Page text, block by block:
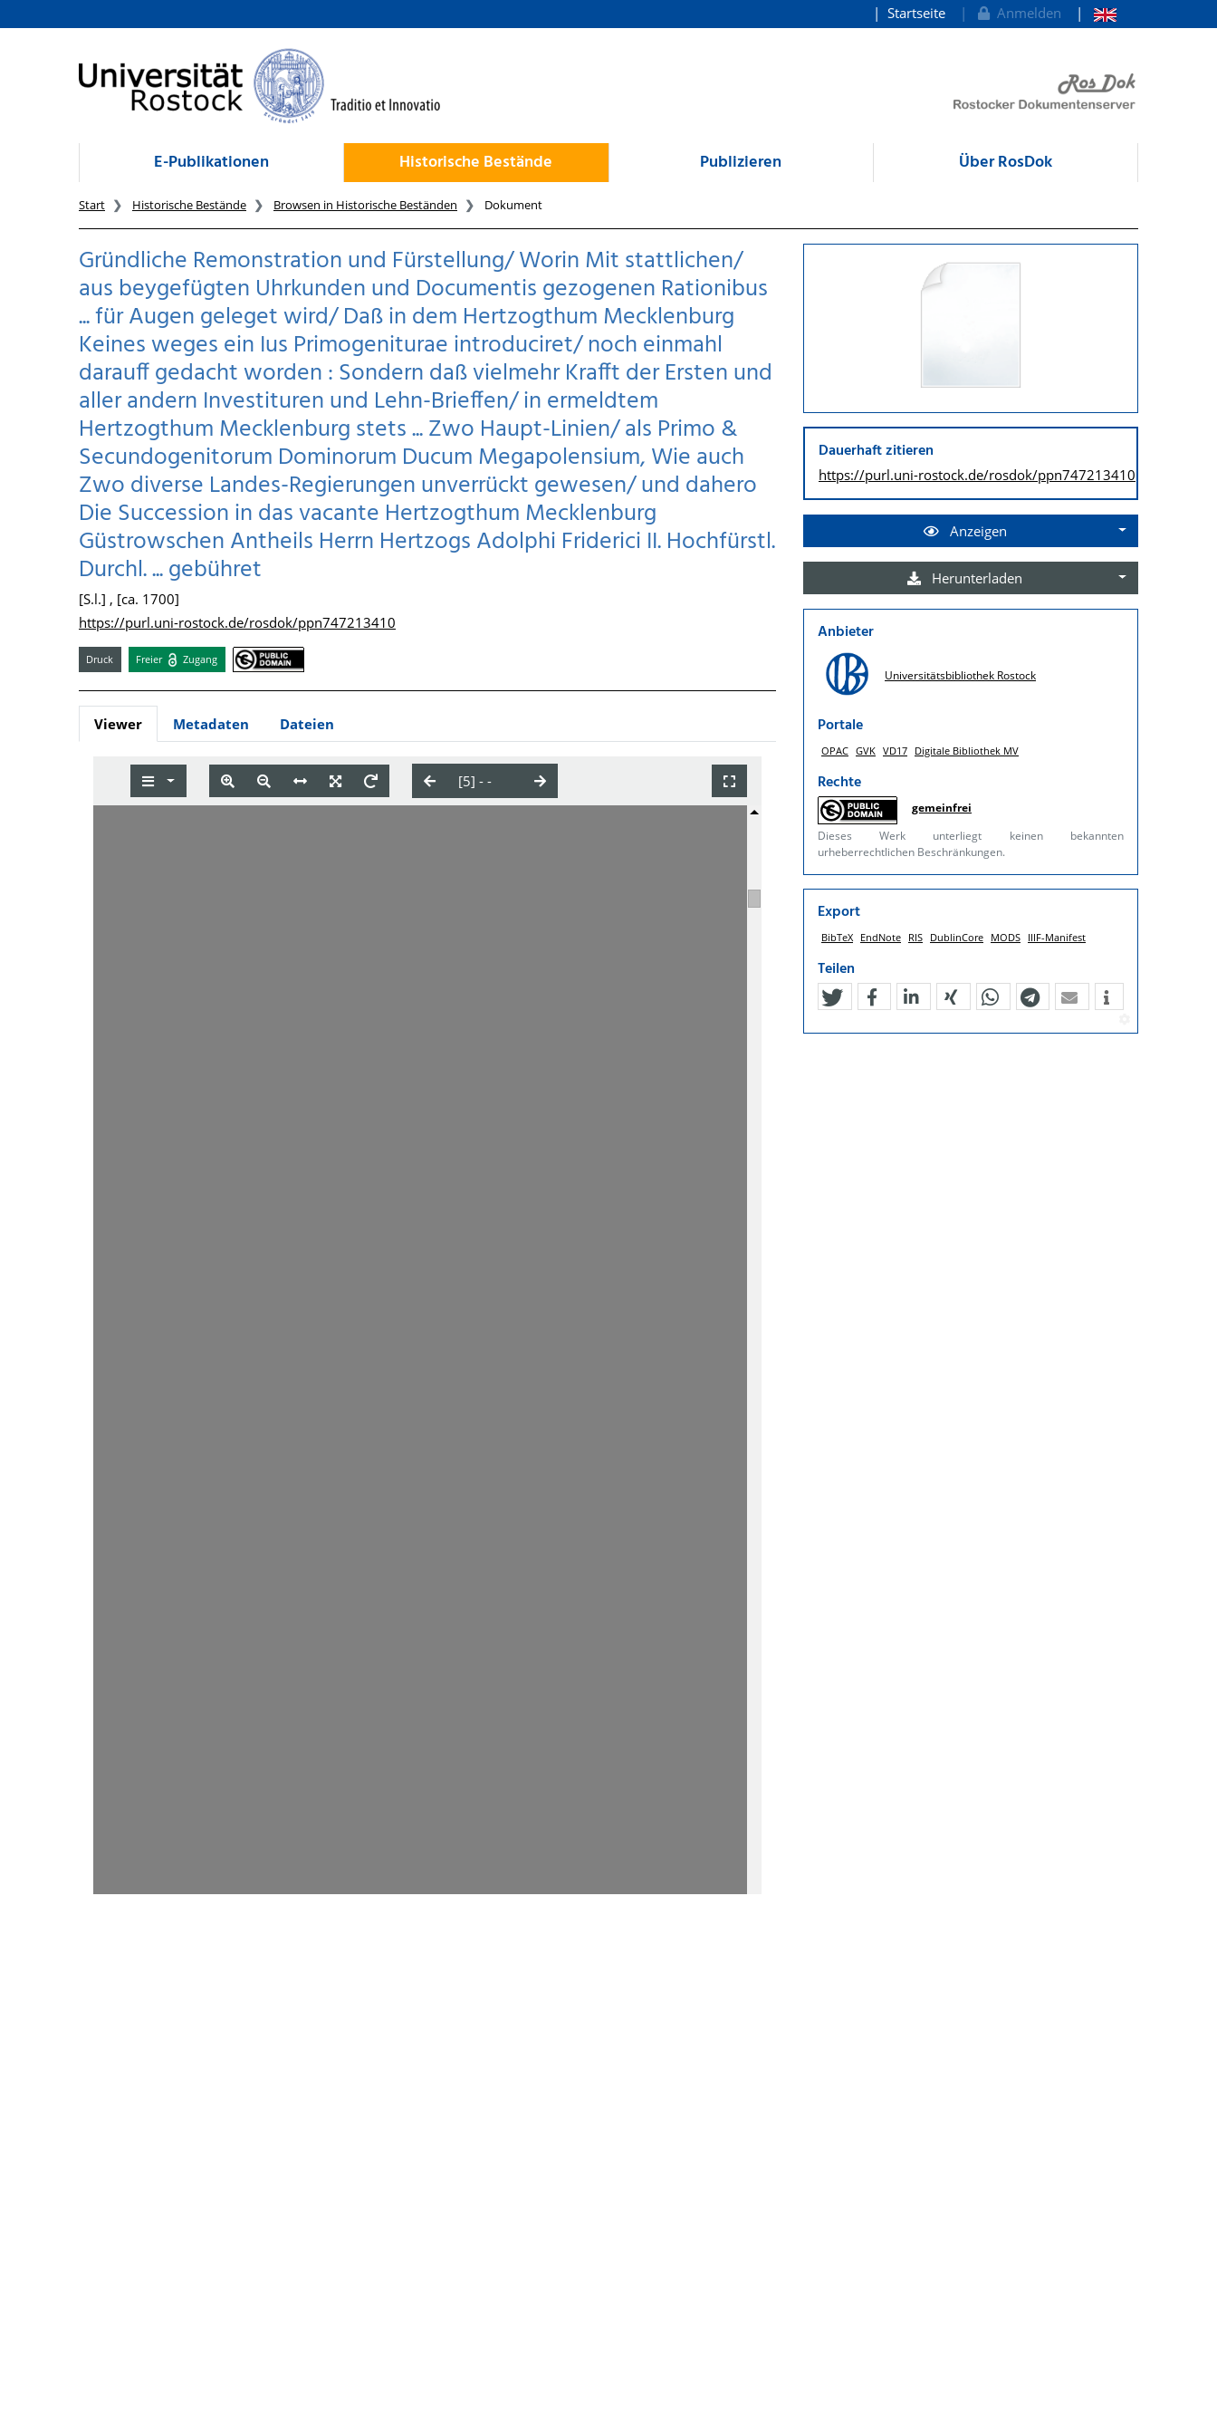
zum Inhalt
Startseite Anmelden
E-Publikationen Historische Bestände Publizieren Über RosDok
Start Historische Bestände Browsen in Historische Beständen Dokument
Gründliche Remonstration und Fürstellung/ Worin Mit stattlichen/
aus beygefügten Uhrkunden und Documentis gezogenen Rationibus
... für Augen geleget wird/ Daß in dem Hertzogthum Mecklenburg
Keines weges ein Ius Primogeniturae introduciret/ noch einmahl
darauff gedacht worden : Sondern daß vielmehr Krafft der Ersten und
aller andern Investituren und Lehn-Brieffen/ in ermeldtem
Hertzogthum Mecklenburg stets ... Zwo Haupt-Linien/ als Primo &
Secundogenitorum Dominorum Ducum Megapolensium, Wie auch
Zwo diverse Landes-Regierungen unverrückt gewesen/ und dahero
Die Succession in das vacante Hertzogthum Mecklenburg
Güstrowschen Antheils Herrn Hertzogs Adolphi Friderici II. Hochfürstl.
Durchl. ... gebühret
[S.l.] , [ca. 1700]
https://purl.uni-rostock.de/rosdok/ppn747213410
Druck Freier Zugang
Viewer Metadaten Dateien
Dauerhaft zitieren
https://purl.uni-rostock.de/rosdok/ppn747213410
Anzeigen
Herunterladen
Anbieter
Universitätsbibliothek Rostock
Portale
OPAC GVK VD17 Digitale Bibliothek MV
Rechte
gemeinfrei
Dieses Werk unterliegt keinen bekannten
urheberrechtlichen Beschränkungen.
Export
BibTeX EndNote RIS DublinCore MODS IIIF-Manifest
Teilen